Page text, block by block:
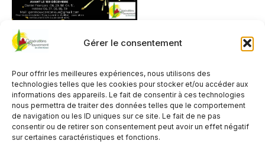
Gérer le consentement
Pour offrir les meilleures expériences, nous utilisons des
technologies telles que les cookies pour stocker et/ou accéder aux
informations des appareils. Le fait de consentir à ces technologies
nous permettra de traiter des données telles que le comportement
de navigation ou les ID uniques sur ce site. Le fait de ne pas
consentir ou de retirer son consentement peut avoir un effet négatif
sur certaines caractéristiques et fonctions.
Pensez à vous inscrire.